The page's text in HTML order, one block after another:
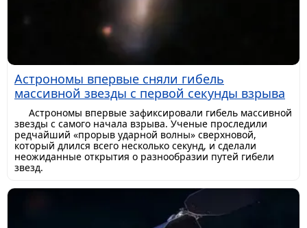
Астрономы впервые сняли гибель
массивной звезды с первой секунды взрыва
Астрономы впервые зафиксировали гибель массивной
звезды с самого начала взрыва. Ученые проследили
редчайший «прорыв ударной волны» сверхновой,
который длился всего несколько секунд, и сделали
неожиданные открытия о разнообразии путей гибели
звезд.